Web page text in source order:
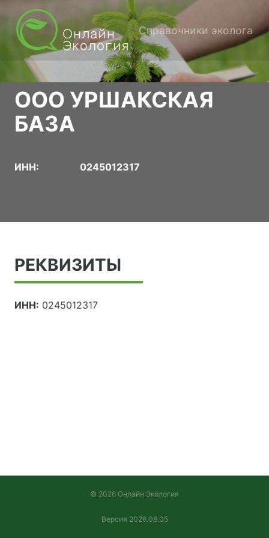
Справочники эколога
ООО УРШАКСКАЯ
БАЗА
ИНН: 0245012317
РЕКВИЗИТЫ
ИНН: 0245012317
© 2026 Онлайн Экология
Версия 2026.08.05